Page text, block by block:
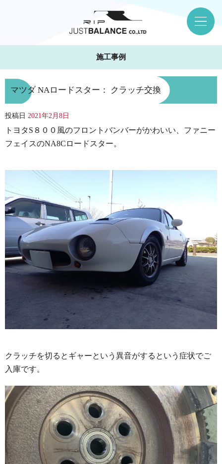
施工事例
マツダ NAロードスター： クラッチ交換
投稿日 2021年2月8日
トヨタS８００風のフロントバンバーがかわいい、ファニー
フェイスのNA8Cロードスター。
クラッチを切るとギャーという異音がするという症状でご
入庫です。